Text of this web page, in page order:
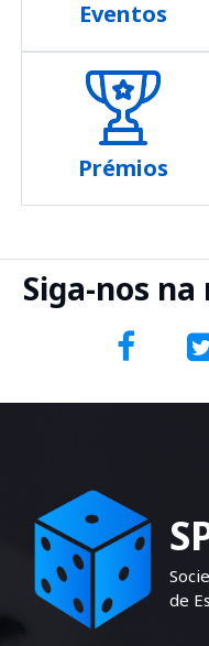
Eventos
Prémios
Siga-nos
de